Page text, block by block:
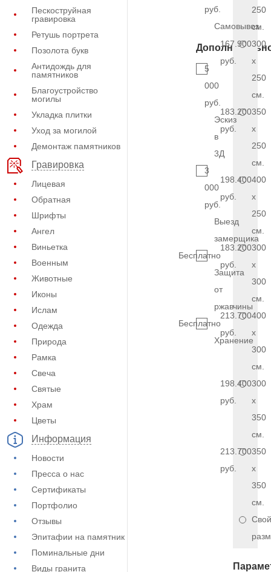
Пескоструйная
гравировка
Ретушь портрета
Позолота букв
Антидождь для
памятников
Благоустройство
могилы
Укладка плитки
Уход за могилой
Демонтаж памятников
Гравировка
Лицевая
Обратная
Шрифты
Ангел
Виньетка
Военным
Животные
Иконы
Ислам
Одежда
Природа
Рамка
Свеча
Святые
Храм
Цветы
Информация
Новости
Пресса о нас
Сертификаты
Портфолио
Отзывы
Эпитафии на памятник
Поминальные дни
Виды гранита
руб.
Самовывоз
5
000
руб.
Эскиз
в
3Д
3
000
руб.
Выезд
замерщика
Бесплатно
Защита
от
ржавчины
Бесплатно
Хранение
250
см.
167.900
руб.
300
x
250
см.
183.200
руб.
350
x
250
см.
198.400
руб.
400
x
250
см.
183.200
руб.
300
x
300
см.
213.700
руб.
400
x
300
см.
198.400
руб.
300
x
350
см.
213.700
руб.
350
x
350
см.
Свой